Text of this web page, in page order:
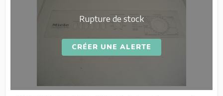
Rupture de stock
CRÉER UNE ALERTE